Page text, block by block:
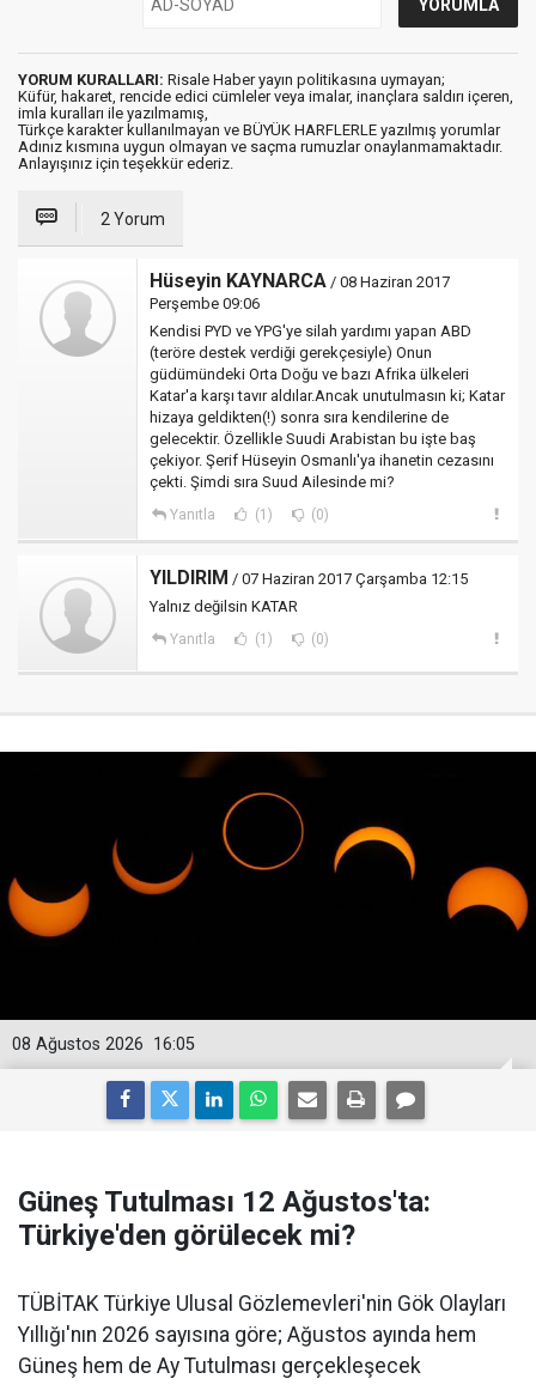
YORUM KURALLARI: Risale Haber yayın politikasına uymayan;
Küfür, hakaret, rencide edici cümleler veya imalar, inançlara saldırı içeren,
imla kuralları ile yazılmamış,
Türkçe karakter kullanılmayan ve BÜYÜK HARFLERLE yazılmış yorumlar
Adınız kısmına uygun olmayan ve saçma rumuzlar onaylanmamaktadır.
Anlayışınız için teşekkür ederiz.
2 Yorum
Hüseyin KAYNARCA / 08 Haziran 2017
Perşembe 09:06
Kendisi PYD ve YPG'ye silah yardımı yapan ABD
(teröre destek verdiği gerekçesiyle) Onun
güdümündeki Orta Doğu ve bazı Afrika ülkeleri
Katar'a karşı tavır aldılar.Ancak unutulmasın ki; Katar
hizaya geldikten(!) sonra sıra kendilerine de
gelecektir. Özellikle Suudi Arabistan bu işte baş
çekiyor. Şerif Hüseyin Osmanlı'ya ihanetin cezasını
çekti. Şimdi sıra Suud Ailesinde mi?
Yanıtla (1) (0)
YILDIRIM / 07 Haziran 2017 Çarşamba 12:15
Yalnız değilsin KATAR
Yanıtla (1) (0)
16:05
08 Ağustos 2026
Güneş Tutulması 12 Ağustos'ta:
Türkiye'den görülecek mi?
TÜBİTAK Türkiye Ulusal Gözlemevleri'nin Gök Olayları
Yıllığı'nın 2026 sayısına göre; Ağustos ayında hem
Güneş hem de Ay Tutulması gerçekleşecek